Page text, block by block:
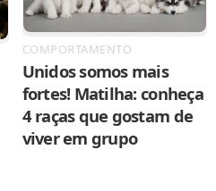
COMPORTAMENTO
Unidos somos mais
fortes! Matilha: conheça
4 raças que gostam de
viver em grupo